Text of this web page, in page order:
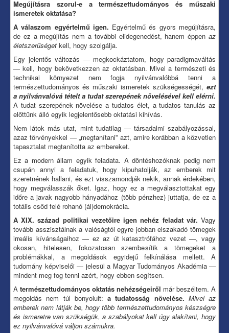
Megújításra szorul-e a természettudományos és műszaki
ismeretek oktatása?
A válaszom egyértelmű igen. Egyértelmű és gyors megújításra,
de ez a megújítás nem a további elidegenedést, hanem éppen az
életszerűséget kell, hogy szolgálja.
Egy jelentős változás — megkockáztatom, hogy paradigmaváltás
— kell, hogy bekövetkezzen az oktatásban. Mivel a természeti és
technikai környezet nem fogja nyilvánvalóbbá tenni a
természettudományos és műszaki ismeretek szükségességét, ezt
a nyilvánvalóvá tételt a tudat szerepének növelésével kell elérni.
A tudat szerepének növelése a tudatos élet, a tudatos tanulás az
előttünk álló egyik legjelentősebb oktatási kihívás.
Nem látok más utat, mint tudatilag — társadalmi szabályozással,
azaz törvényekkel — „megtanítani” azt, amire korábban a közvetlen
tapasztalat megtanította az embereket.
Ez a modern állam egyik feladata. A döntéshozóknak pedig nem
csupán annyi a feladatuk, hogy kipuhatolják, az emberek mit
szeretnének hallani, és ezt visszamondják nekik, annak érdekében,
hogy megválasszák őket. Igaz, hogy ez a megválasztottakat egy
időre a javak nagyobb hányadához (több pénzhez) juttatja, de ez a
totális csőd felé rohanó (ál)demokrácia.
A XIX. század politikai vezetőire igen nehéz feladat vár. Vagy
tovább asszisztálnak a valóságtól egyre jobban elszakadó tömegek
irreális kívánságaihoz — ez az út katasztrófához vezet —, vagy
okosan, hitelesen, fokozatosan szembesítik a tömegeket a
problémákkal, a megoldások egyidejű felkínálása mellett. A
tudomány képviselői — jelesül a Magyar Tudományos Akadémia —
mindent meg fog tenni azért, hogy ebben segítsen.
A természettudományos oktatás nehézségeiről már beszéltem. A
megoldás nem túl bonyolult: a tudatosság növelése. Mivel az
emberek nem látják be, hogy több természettudományos készségre
és ismeretre van szükségük, a szabályokat kell úgy alakítani, hogy
ez nyilvánvalóvá váljon számukra.